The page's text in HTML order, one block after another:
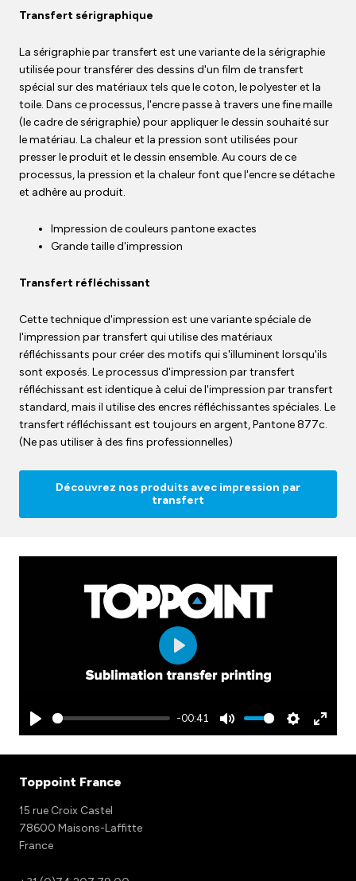
Transfert sérigraphique
La sérigraphie par transfert est une variante de la sérigraphie
utilisée pour transférer des dessins d'un film de transfert
spécial sur des matériaux tels que le coton, le polyester et la
toile. Dans ce processus, l'encre passe à travers une fine maille
(le cadre de sérigraphie) pour appliquer le dessin souhaité sur
le matériau. La chaleur et la pression sont utilisées pour
presser le produit et le dessin ensemble. Au cours de ce
processus, la pression et la chaleur font que l'encre se détache
et adhère au produit.
Impression de couleurs pantone exactes
Grande taille d'impression
Transfert réfléchissant
Cette technique d'impression est une variante spéciale de
l'impression par transfert qui utilise des matériaux
réfléchissants pour créer des motifs qui s'illuminent lorsqu'ils
sont exposés. Le processus d'impression par transfert
réfléchissant est identique à celui de l'impression par transfert
standard, mais il utilise des encres réfléchissantes spéciales. Le
transfert réfléchissant est toujours en argent, Pantone 877c.
(Ne pas utiliser à des fins professionnelles)
Découvrez nos produits avec impression par
transfert
Play
-00:41
Mute Settings
Enter
Play
Toppoint France
15 rue Croix Castel
78600 Maisons-Laffitte
France